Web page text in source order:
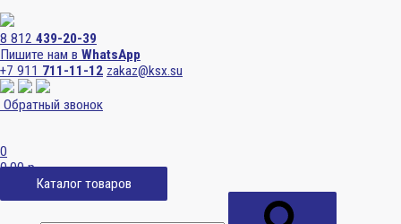
8 812 439-20-39
Пишите нам в WhatsApp
+7 911 711-11-12 zakaz@ksx.su
Обратный звонок
0
0,00р.
Каталог товаров